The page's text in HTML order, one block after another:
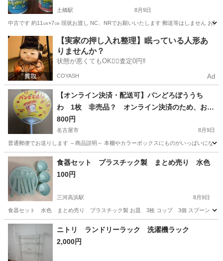
土橋駅 8月9日
中古です 約11㎝×7㎝ 現状お渡し NC、NRでお願いいたします 郵送等はしません お
愛知 豊田市 土橋駅 生活雑貨 ストーリー
【実家の押し入れ整理】眠っている人形あ
りませんか？
状態が悪くてもOK🙆‍♀️査定0円‼️
COYASH Ad
【オンライン決済・配送可】パンどろぼううち
わ 1枚 非売品？ オンライン決済のため、お会
いする必要は、ありません 全国どこでもご自宅
に郵送します。
800円
名古屋市 8月9日
普通郵便でお送りします ～商品説明～ 本棚やカラーボックスにものがいっぱいにな
愛知 名古屋市 その他 ろぼう
食器セット プラスチック製 まとめ売り 水色
100円
三河高浜駅 8月9日
食器セット 水色 まとめ売り プラスチック製 お皿 3枚 コップ 3個 スプーン 3本
愛知 高浜市 三河高浜駅 食器 食器セット
ニトリ ランドリーラック 洗濯機ラック
2,000円